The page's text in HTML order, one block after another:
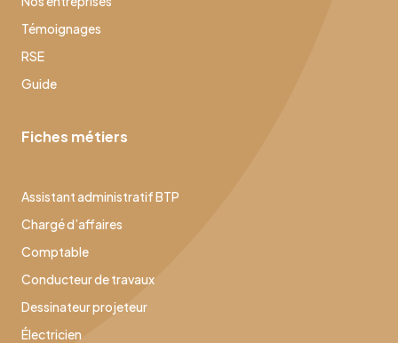
Témoignages
RSE
Guide
Fiches métiers
Assistant administratif BTP
Chargé d’affaires
Comptable
Conducteur de travaux
Dessinateur projeteur
Électricien